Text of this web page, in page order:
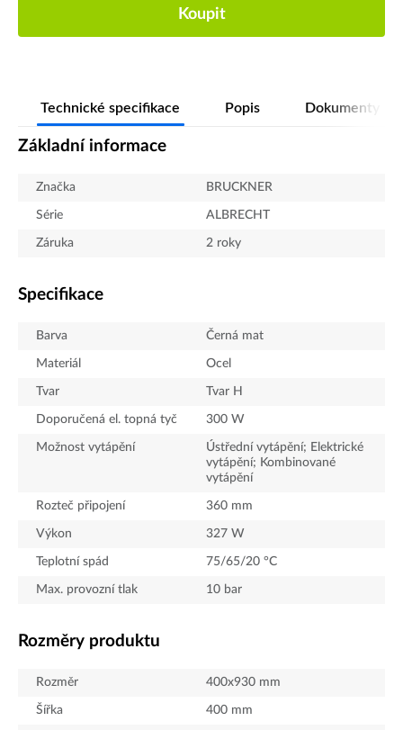
Koupit
Technické specifikace Popis Dokumenty
Základní informace
Značka BRUCKNER
Série ALBRECHT
Záruka 2 roky
Specifikace
Barva Černá mat
Materiál Ocel
Tvar Tvar H
Doporučená el. topná tyč 300 W
Možnost vytápění
Ústřední vytápění; Elektrické
vytápění; Kombinované
vytápění
Rozteč připojení 360 mm
Výkon 327 W
Teplotní spád 75/65/20 °C
Max. provozní tlak 10 bar
Rozměry produktu
Rozměr 400x930 mm
Šířka 400 mm